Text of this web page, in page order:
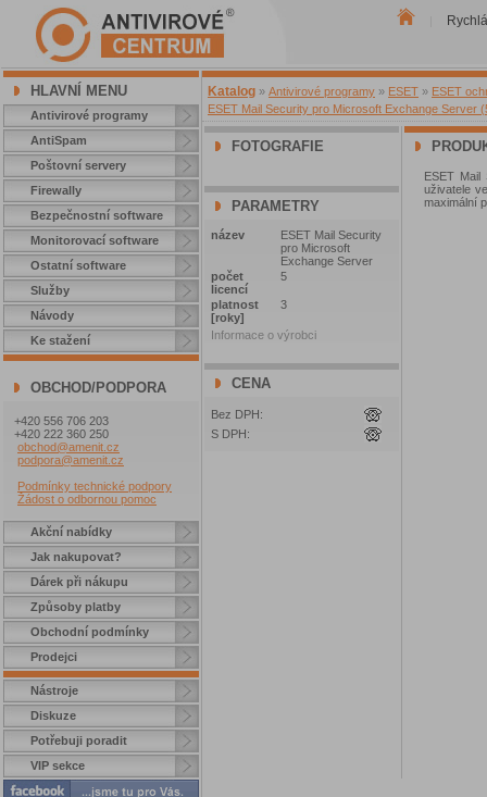
HLAVNÍ MENU
Antivirové programy
AntiSpam
Poštovní servery
Firewally
Bezpečnostní software
Monitorovací software
Ostatní software
Služby
Návody
Ke stažení
OBCHOD/PODPORA
+420 556 706 203
+420 222 360 250
obchod@amenit.cz
podpora@amenit.cz
Podmínky technické podpory
Žádost o odbornou pomoc
Akční nabídky
Jak nakupovat?
Dárek při nákupu
Způsoby platby
Obchodní podmínky
Prodejci
Nástroje
Diskuze
Potřebuji poradit
VIP sekce
Katalog » Antivirové programy » ESET » ESET
ESET Mail Security pro Microsoft Exchange Server
FOTOGRAFIE
PARAMETRY
název
ESET Mail Security
pro Microsoft
Exchange Server
počet
licencí
5
platnost
[roky]
3
Informace o výrobci
CENA
Bez DPH:
S DPH:
ESET Mail
uživatele
maximální